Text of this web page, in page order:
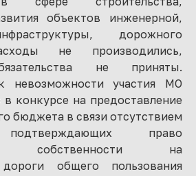
объектов инженерной,
дорожного
не производились,
не приняты.
невозможности участия МО
конкурсе на предоставление
бюджета в связи отсутствием
право
собственности на
общего пользования